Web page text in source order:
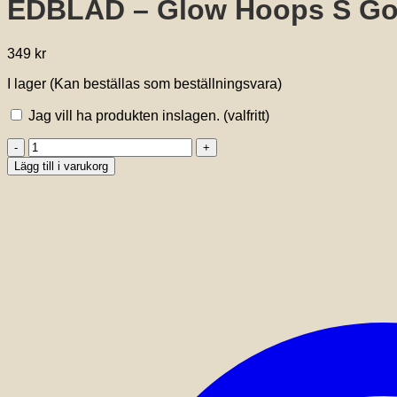
EDBLAD – Glow Hoops S
349 kr
I lager (Kan beställas som beställningsvara)
Jag vill ha produkten inslagen. (valfritt)
EDBLAD
-
Glow
Lägg till i varukorg